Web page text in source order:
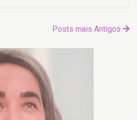
Posts mais Antigos